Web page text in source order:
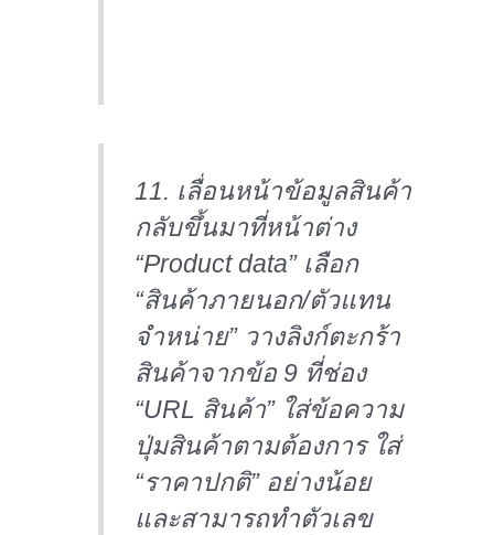
11. เลื่อนหน้าข้อมูลสินค้า
กลับขึ้นมาที่หน้าต่าง
“Product data” เลือก
“สินค้าภายนอก/ตัวแทน
จำหน่าย” วางลิงก์ตะกร้า
สินค้าจากข้อ 9 ที่ช่อง
“URL สินค้า” ใส่ข้อความ
ปุ่มสินค้าตามต้องการ ใส่
“ราคาปกติ” อย่างน้อย
และสามารถทำตัวเลข